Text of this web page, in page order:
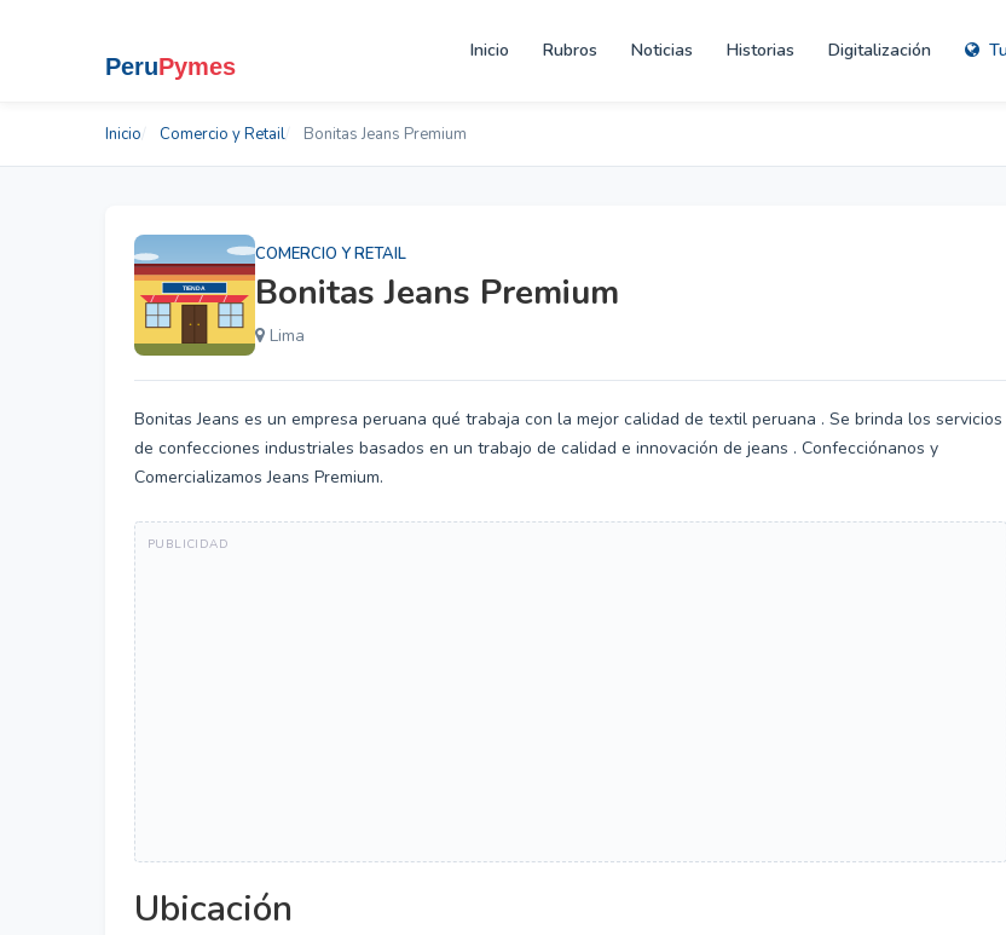
Inicio Rubros Noticias Historias Digitalización
Inicio Comercio y Retail Bonitas Jeans Premium
COMERCIO Y RETAIL
Bonitas Jeans Premium
Lima
Bonitas Jeans es un empresa peruana qué trabaja con la mejor calidad de textil peruana . Se brinda los servicios
de confecciones industriales basados en un trabajo de calidad e innovación de jeans . Confecciónanos y
Comercializamos Jeans Premium.
Ubicación